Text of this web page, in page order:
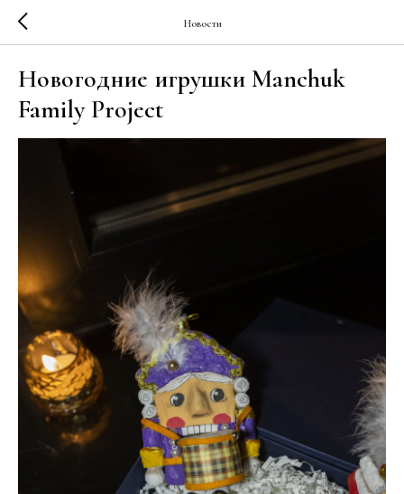
Новости
Новогодние игрушки Manchuk
Family Project